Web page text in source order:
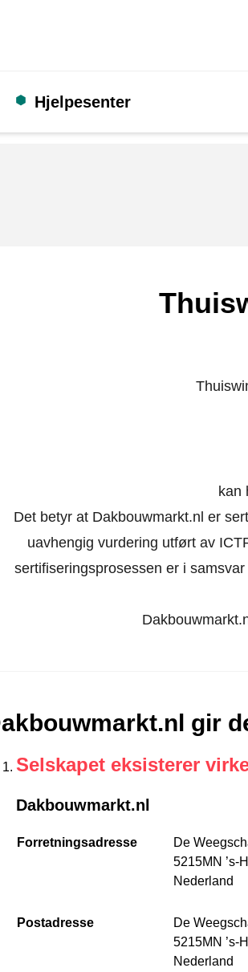
Hjelpesenter
kan
Det betyr at Dakbouwmarkt.nl er
uavhengig vurdering utført av
sertifiseringsprosessen er i
gir
Selskapet eksisterer
Dakbouwmarkt.nl
Forretningsadresse
De
5215MN ’s-
Nederland
Postadresse
De
5215MN ’s-
Nederland